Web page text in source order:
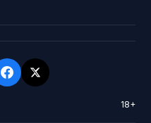
18+